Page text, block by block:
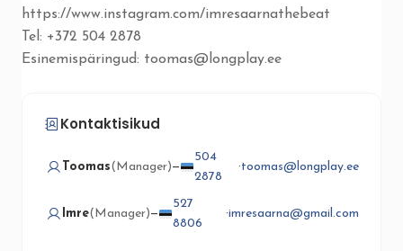
https://www.instagram.com/imresaarnathebeat
Tel: +372 504 2878
Esinemispäringud: toomas@longplay.ee
Kontaktisikud
Toomas(Manager)—
504
2878
·toomas@longplay.ee
Imre(Manager)—
527
8806
·imresaarna@gmail.com